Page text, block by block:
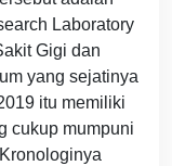
Laboratory
Gigi dan
yang sejatinya
itu memiliki
cukup mumpuni